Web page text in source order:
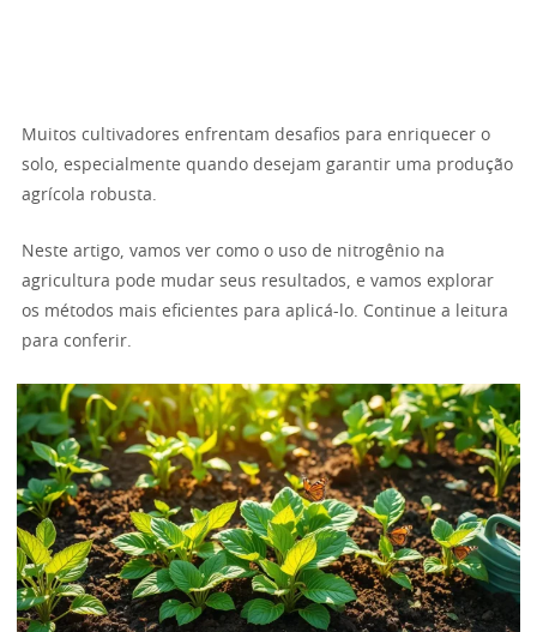
Muitos cultivadores enfrentam desafios para enriquecer o
solo, especialmente quando desejam garantir uma produção
agrícola robusta.
Neste artigo, vamos ver como o uso de nitrogênio na
agricultura pode mudar seus resultados, e vamos explorar
os métodos mais eficientes para aplicá-lo. Continue a leitura
para conferir.